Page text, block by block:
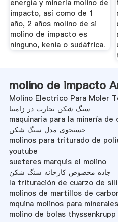
energía y minería molino de
impacto, así como de 1
año, 2 años molino de si
molino de impacto es
ninguno, kenia o sudáfrica.
molino de impacto
Molino Electrico Para Moler
سنگ شکن تجارت در زامبیا
maquinaria para la minería de
جستجوی مدل سنگ شکن
molinos para triturado de
youtube
sueteres marquis el molino
جاده مخصوص کارخانه سنگ شکن
la trituración de cuarzo de
molinos de martillos de
mquina molinos para
molino de bolas thyssenkrupp